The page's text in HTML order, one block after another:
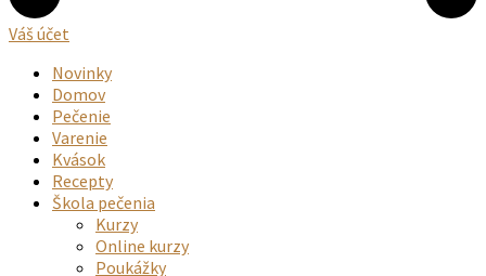
Váš účet
Novinky
Domov
Pečenie
Varenie
Kvások
Recepty
Škola pečenia
Kurzy
Online kurzy
Poukážky